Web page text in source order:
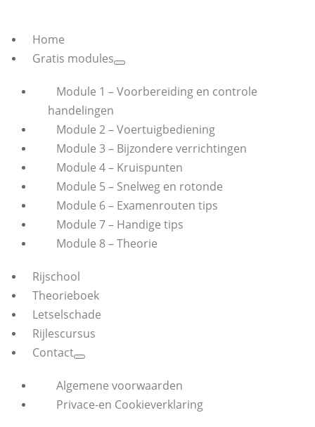
Home
Gratis modules
Module 1 – Voorbereiding en controle
handelingen
Module 2 – Voertuigbediening
Module 3 – Bijzondere verrichtingen
Module 4 – Kruispunten
Module 5 – Snelweg en rotonde
Module 6 – Examenrouten tips
Module 7 – Handige tips
Module 8 – Theorie
Rijschool
Theorieboek
Letselschade
Rijlescursus
Contact
Algemene voorwaarden
Privace-en Cookieverklaring